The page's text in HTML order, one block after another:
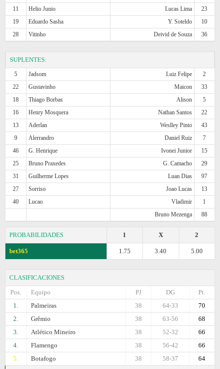
11
Helio Junio Lucas Lima
23
19
Eduardo Sasha Y. Soteldo
10
28
Vitinho Deivid de Souza 36
SUPLENTES:
5 Jadsom Luiz Felipe
2
22
Gustavinho Maicon
33
18
Thiago Borbas Alison
5
16
Henry Mosquera Nathan Santos
22
13
Aderlan Weslley Pinto
43
9
Alerrandro Daniel Ruiz
7
46
G. Henrique Ivonei Junior
15
25
Bruno Praxedes G. Camacho
29
31
Guilherme Lopes Luan Dias
97
27
Sorriso Joao Lucas
13
40
Lucao Vladimir
1
Bruno Mezenga
88
PROBABILIDADES 2
X
1
bet365 5.00
3.40
1.75
CLASIFICACIONES
Pos.
Equipo Pt.
DG
PJ
1.
Palmeiras 70
64-33
38
2.
Grêmio 68
63-56
38
3.
Atlético Mineiro 66
52-32
38
4.
Flamengo 66
56-42
38
5.
Botafogo 64
58-37
38